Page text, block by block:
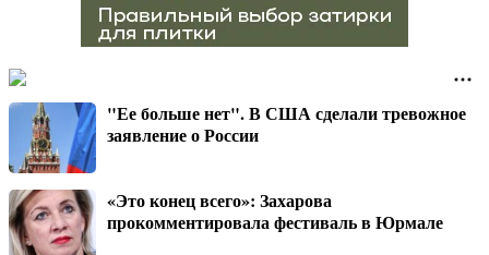
"Ее больше нет". В США сделали тревожное
заявление о России
«Это конец всего»: Захарова
прокомментировала фестиваль в Юрмале